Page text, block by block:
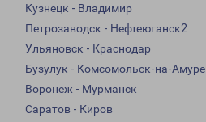
Кузнецк - Владимир
Петрозаводск - Нефтеюганск2
Ульяновск - Краснодар
Бузулук - Комсомольск-на-Амуре
Воронеж - Мурманск
Саратов - Киров